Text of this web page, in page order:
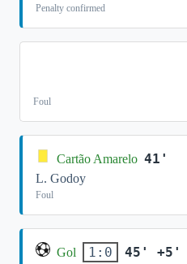
Penalty confirmed
Foul
Cartão Amarelo 41'
L. Godoy
Foul
Gol 1:0 45' +5'